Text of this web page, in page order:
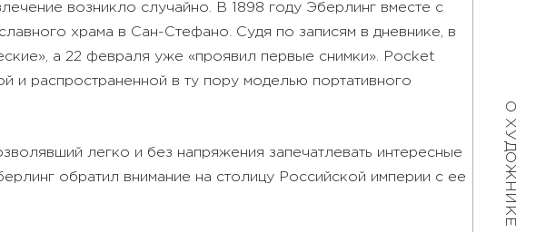
О ХУДОЖНИКЕ
возникло случайно. В 1898 году Эберлинг вместе с
храма в Сан-Стефано. Судя по записям в дневнике, в
а 22 февраля уже «проявил первые снимки». Pocket
и распространенной в ту пору моделью портативного
легко и без напряжения запечатлевать интересные
обратил внимание на столицу Российской империи с ее